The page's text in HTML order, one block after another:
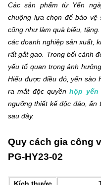
Các sản phẩm từ Yến
chuộng lựa chọn để bảo
cũng như làm quà biếu,
các doanh nghiệp sản xuất,
rất gắt gao. Trong bối cảnh
yếu tố quan trọng ảnh
Hiểu được điều đó, yến sào
ra mắt độc quyềnhộp yến
ngưỡng thiết kế độc đáo, ấn
sau đây.
Quy cách gia công
PG-HY23-02